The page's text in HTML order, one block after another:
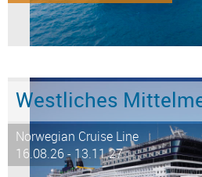
Norwegian Cruise Line
16.08.26 - 13.11.27